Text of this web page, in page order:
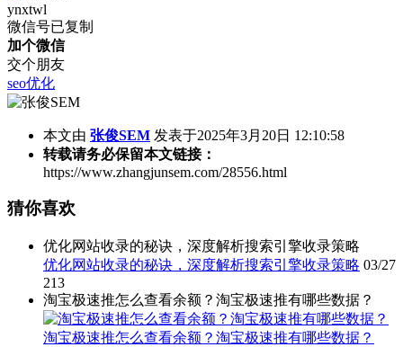
ynxtwl
微信号已复制
加个微信
交个朋友
seo优化
本文由 张俊SEM 发表于2025年3月20日 12:10:58
转载请务必保留本文链接：
https://www.zhangjunsem.com/28556.html
猜你喜欢
优化网站收录的秘诀，深度解析搜索引擎收录策略
优化网站收录的秘诀，深度解析搜索引擎收录策略 03/27
213
淘宝极速推怎么查看余额？淘宝极速推有哪些数据？
淘宝极速推怎么查看余额？淘宝极速推有哪些数据？